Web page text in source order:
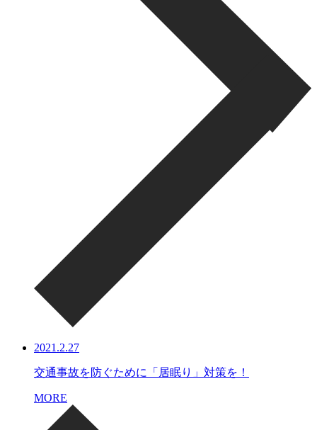
2021.2.27
交通事故を防ぐために「居眠り」対策を！
MORE